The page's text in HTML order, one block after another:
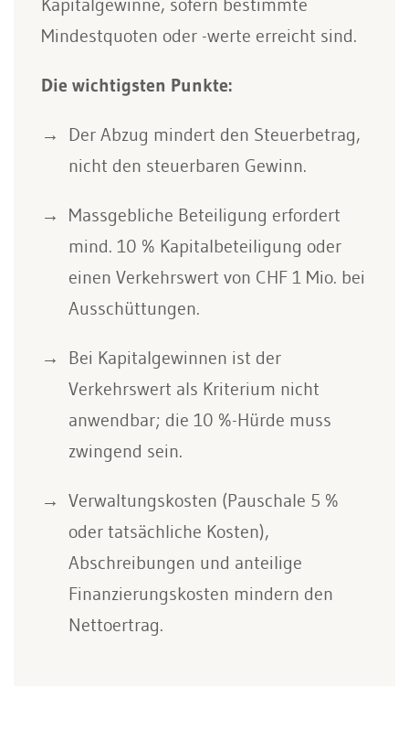
Kapitalgewinne, sofern bestimmte
Mindestquoten oder -werte erreicht sind.
Die wichtigsten Punkte:
Der Abzug mindert den Steuerbetrag,
nicht den steuerbaren Gewinn.
Massgebliche Beteiligung erfordert
mind. 10 % Kapitalbeteiligung oder
einen Verkehrswert von CHF 1 Mio. bei
Ausschüttungen.
Bei Kapitalgewinnen ist der
Verkehrswert als Kriterium nicht
anwendbar; die 10 %-Hürde muss
zwingend sein.
Verwaltungskosten (Pauschale 5 %
oder tatsächliche Kosten),
Abschreibungen und anteilige
Finanzierungskosten mindern den
Nettoertrag.